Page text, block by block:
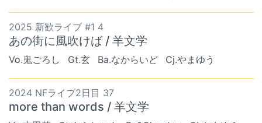
2025 新歓ライブ #1 4
あの街に風吹けば / 羊文学
Vo.鬼ごろし Gt.玄 Ba.なからいど Cj.やまゆう
2024 NFライブ2日目 37
more than words / 羊文学